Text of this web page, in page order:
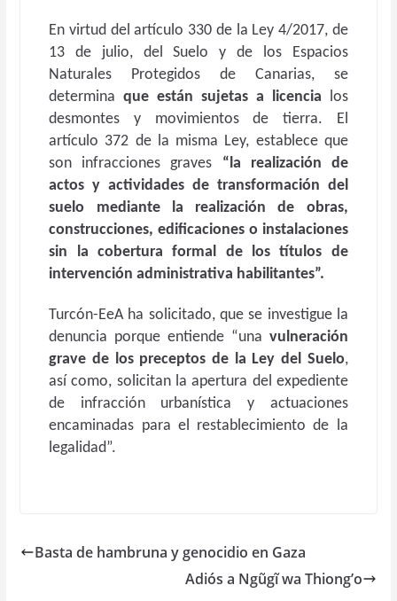
En virtud del artículo 330 de la Ley 4/2017, de
13 de julio, del Suelo y de los Espacios
Naturales Protegidos de Canarias, se
determinaque están sujetas a licencia los
desmontes y movimientos de tierra. El
artículo 372 de la misma Ley, establece que
son infracciones graves “la realización de
actos y actividades de transformación del
suelo mediante la realización de obras,
construcciones, edificaciones o instalaciones
sin la cobertura formal de los títulos de
intervención administrativa habilitantes”.
Turcón-EeA ha solicitado, que se investigue la
denuncia porque entiende “una vulneración
grave de los preceptos de la Ley del Suelo,
así como, solicitan la apertura del expediente
de infracción urbanística y actuaciones
encaminadas para el restablecimiento de la
legalidad”.
Basta de hambruna y genocidio en Gaza
Adiós a Ngũgĩ wa Thiong’o